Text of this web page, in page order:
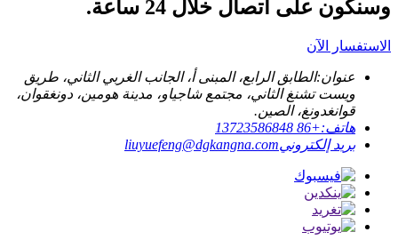
وسنكون على اتصال خلال 24 ساعة.
الاستفسار الآن
عنوان:الطابق الرابع، المبنى أ، الجانب الغربي الثاني، طريق
ويست تشنغ الثاني، مجتمع شاجياو، مدينة هومين، دونغقوان،
قوانغدونغ، الصين.
هاتف:+86 13723586848
بريد إلكترونيliuyuefeng@dgkangna.com